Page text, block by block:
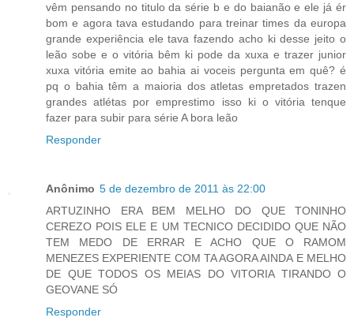
vêm pensando no titulo da série b e do baianão e ele já ér
bom e agora tava estudando para treinar times da europa
grande experiência ele tava fazendo acho ki desse jeito o
leão sobe e o vitória bêm ki pode da xuxa e trazer junior
xuxa vitória emite ao bahia ai voceis pergunta em quê? é
pq o bahia têm a maioria dos atletas empretados trazen
grandes atlétas por emprestimo isso ki o vitória tenque
fazer para subir para série A bora leão
Responder
Anônimo 5 de dezembro de 2011 às 22:00
ARTUZINHO ERA BEM MELHO DO QUE TONINHO
CEREZO POIS ELE E UM TECNICO DECIDIDO QUE NÃO
TEM MEDO DE ERRAR E ACHO QUE O RAMOM
MENEZES EXPERIENTE COM TA AGORA AINDA E MELHO
DE QUE TODOS OS MEIAS DO VITORIA TIRANDO O
GEOVANE SÓ
Responder